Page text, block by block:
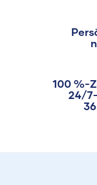
100 %-
24/